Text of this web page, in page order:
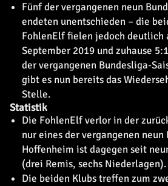
Fünf der vergangenen neun
endeten unentschieden – die
FohlenElf fielen jedoch deutlich
September 2019 und zuhause
der vergangenen Bundesliga-
gibt es nun bereits das
Stelle.
Statistik
Die FohlenElf verlor in der
nur eines der vergangenen
Hoffenheim ist dagegen seit
(drei Remis, sechs Niederlagen).
Die beiden Klubs treffen zum